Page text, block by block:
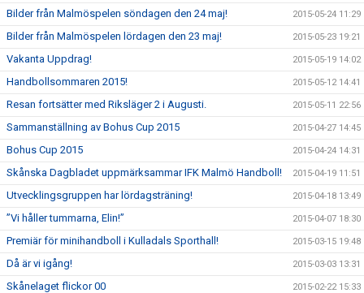
Bilder från Malmöspelen söndagen den 24 maj! 2015-05-24 11:29
Bilder från Malmöspelen lördagen den 23 maj! 2015-05-23 19:21
Vakanta Uppdrag! 2015-05-19 14:02
Handbollsommaren 2015! 2015-05-12 14:41
Resan fortsätter med Riksläger 2 i Augusti. 2015-05-11 22:56
Sammanställning av Bohus Cup 2015 2015-04-27 14:45
Bohus Cup 2015 2015-04-24 14:31
Skånska Dagbladet uppmärksammar IFK Malmö Handboll! 2015-04-19 11:51
Utvecklingsgruppen har lördagsträning! 2015-04-18 13:49
”Vi håller tummarna, Elin!” 2015-04-07 18:30
Premiär för minihandboll i Kulladals Sporthall! 2015-03-15 19:48
Då är vi igång! 2015-03-03 13:31
Skånelaget flickor 00 2015-02-22 15:33